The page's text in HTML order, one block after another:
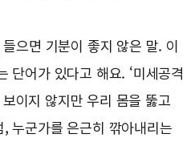
으면 기분이 좋지 않은 말. 이
단어가 있다고 해요. ‘미세공격
보이지 않지만 우리 몸을 뚫고
누군가를 은근히 깎아내리는